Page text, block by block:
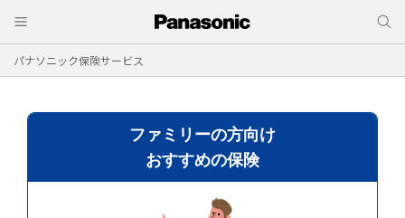
パナソニック保険サービス
ファミリーの方向け
おすすめの保険